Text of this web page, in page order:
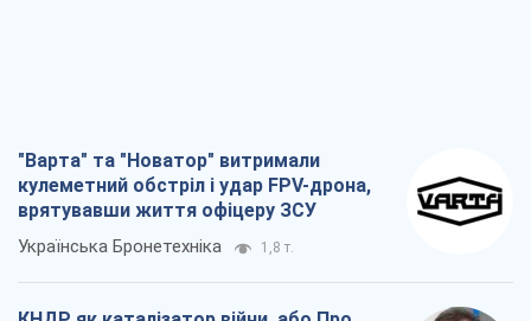
"Варта" та "Новатор" витримали
кулеметний обстріл і удар FPV-дрона,
врятувавши життя офіцеру ЗСУ
Українська Бронетехніка 1,8 т.